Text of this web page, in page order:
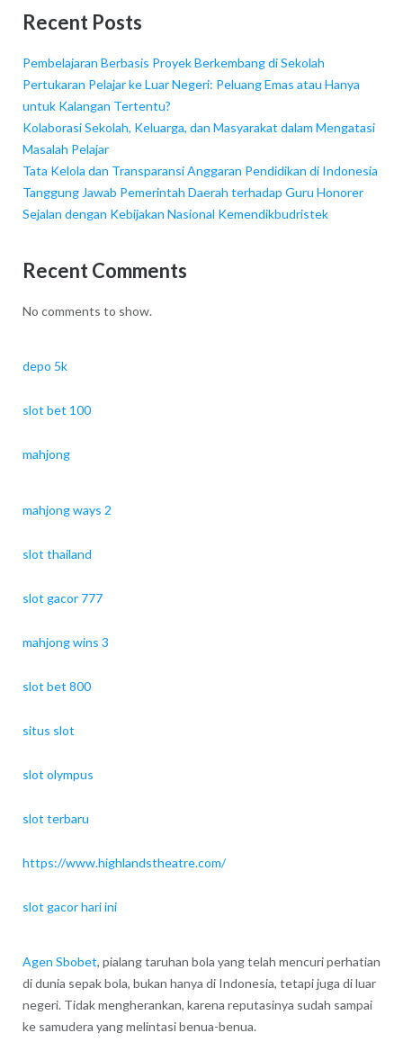
Recent Posts
Pembelajaran Berbasis Proyek Berkembang di Sekolah
Pertukaran Pelajar ke Luar Negeri: Peluang Emas atau Hanya
untuk Kalangan Tertentu?
Kolaborasi Sekolah, Keluarga, dan Masyarakat dalam Mengatasi
Masalah Pelajar
Tata Kelola dan Transparansi Anggaran Pendidikan di Indonesia
Tanggung Jawab Pemerintah Daerah terhadap Guru Honorer
Sejalan dengan Kebijakan Nasional Kemendikbudristek
Recent Comments
No comments to show.
depo 5k
slot bet 100
mahjong
mahjong ways 2
slot thailand
slot gacor 777
mahjong wins 3
slot bet 800
situs slot
slot olympus
slot terbaru
https://www.highlandstheatre.com/
slot gacor hari ini
Agen Sbobet, pialang taruhan bola yang telah mencuri perhatian
di dunia sepak bola, bukan hanya di Indonesia, tetapi juga di luar
negeri. Tidak mengherankan, karena reputasinya sudah sampai
ke samudera yang melintasi benua-benua.